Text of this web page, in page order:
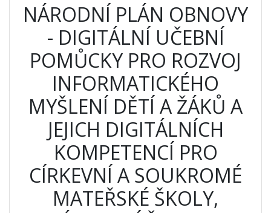
NÁRODNÍ PLÁN OBNOVY
- DIGITÁLNÍ UČEBNÍ
POMŮCKY PRO ROZVOJ
INFORMATICKÉHO
MYŠLENÍ DĚTÍ A ŽÁKŮ A
JEJICH DIGITÁLNÍCH
KOMPETENCÍ PRO
CÍRKEVNÍ A SOUKROMÉ
MATEŘSKÉ ŠKOLY,